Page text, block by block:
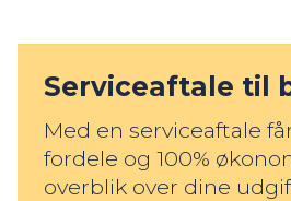
Serviceaftale til
Med en serviceaftale
fordele og 100%
overblik over dine